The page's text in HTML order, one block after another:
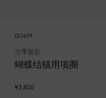
GI1659
当季新款
蝴蝶结猫用项圈
¥3,800